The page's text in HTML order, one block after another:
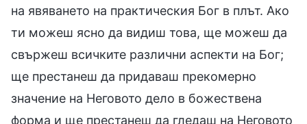
на явяването на практическия Бог в плът. Ако
ти можеш ясно да видиш това, ще можеш да
свържеш всичките различни аспекти на Бог;
ще престанеш да придаваш прекомерно
значение на Неговото дело в божествена
форма и ще престанеш да гледаш на Неговото